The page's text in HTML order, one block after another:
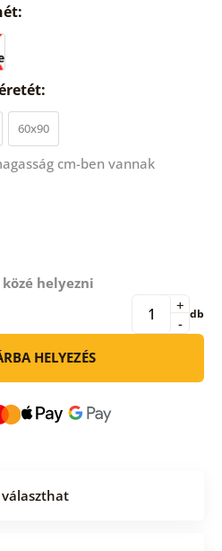
60x90
cm-ben vannak
helyezni
-
+ db
HELYEZÉS